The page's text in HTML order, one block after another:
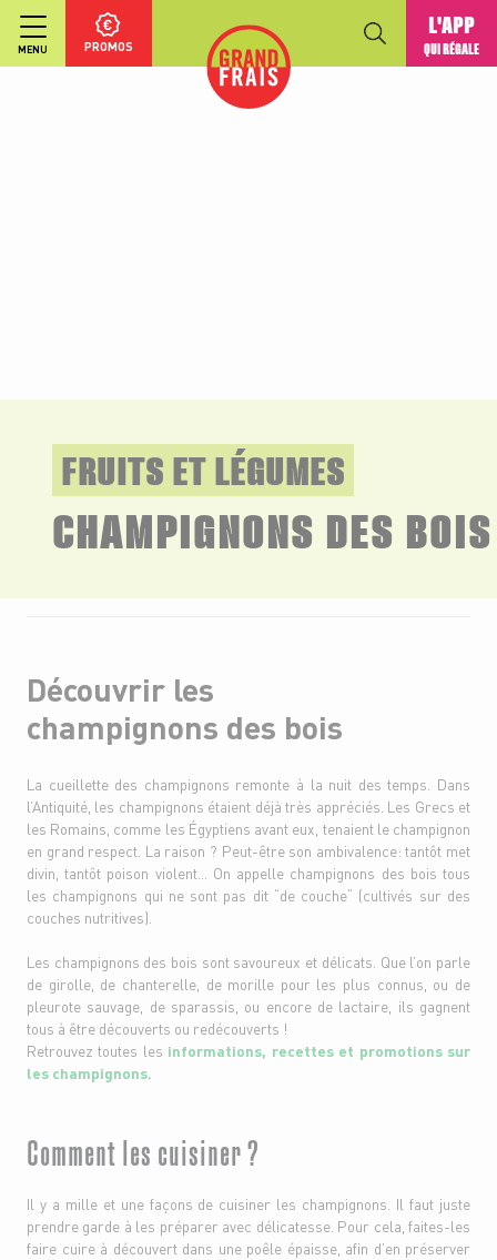
MENU PROMOS
L'APP
QUI RÉGALE
FRUITS ET LÉGUMES
CHAMPIGNONS DES BOIS
Découvrir les
champignons des bois
La cueillette des champignons remonte à la nuit des temps. Dans
l’Antiquité, les champignons étaient déjà très appréciés. Les Grecs et
les Romains, comme les Égyptiens avant eux, tenaient le champignon
en grand respect. La raison ? Peut-être son ambivalence: tantôt met
divin, tantôt poison violent… On appelle champignons des bois tous
les champignons qui ne sont pas dit “de couche“ (cultivés sur des
couches nutritives).
Les champignons des bois sont savoureux et délicats. Que l’on parle
de girolle, de chanterelle, de morille pour les plus connus, ou de
pleurote sauvage, de sparassis, ou encore de lactaire, ils gagnent
tous à être découverts ou redécouverts !
Retrouvez toutes les informations, recettes et promotions sur
les champignons.
Comment les cuisiner ?
Il y a mille et une façons de cuisiner les champignons. Il faut juste
prendre garde à les préparer avec délicatesse. Pour cela, faites-les
faire cuire à découvert dans une poêle épaisse, afin d’en préserver